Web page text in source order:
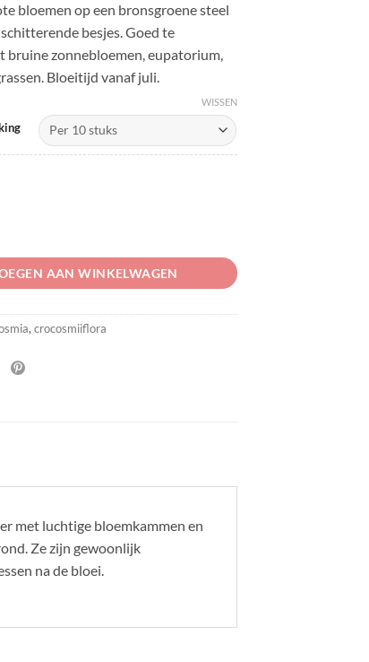
bloemen op een bronsgroene steel
besjes. Goed te
bruine zonnebloemen, eupatorium,
Bloeitijd vanaf juli.
WISSEN
aantal
AAN WINKELWAGEN
,crocosmiiflora
met luchtige bloemkammen en
Ze zijn gewoonlijk
na de bloei.